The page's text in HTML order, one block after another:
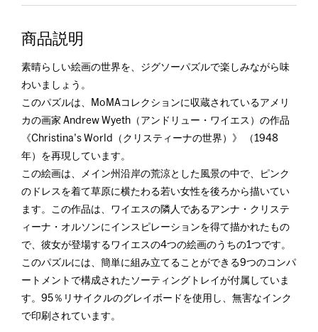
商品説明
素晴らしい絵画の世界を、ジグソーパズルで楽しみながら味
わいましょう。
このパズルは、MoMAコレクションに収蔵されているアメリ
カの画家 Andrew Wyeth（アンドリュー・ワイエス）の作品
《Christina's World（クリスティーナの世界）》 （1948
年）を再現しています。
この絵画は、メイン州沿岸の荒涼とした風景の中で、ピンク
のドレスを着て草原に横たわる若い女性を後ろから描いてい
ます。この作品は、ワイエスの隣人であるアンナ・クリステ
ィーナ・オルソンにインスピレーションを得て描かれたもの
で、彼女が登場するワイエスの4つの絵画のうちの1つです。
このパズルには、簡単に組み立てることができる9つのコンパ
ートメントで構成されたソーティングトレイが付属していま
す。95％リサイクルのグレイボードを使用し、無害なインク
で印刷されています。